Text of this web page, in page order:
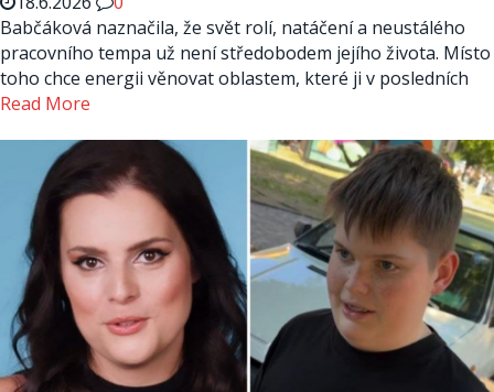
Babčáková naznačila, že svět rolí, natáčení a neustálého
pracovního tempa už není středobodem jejího života. Místo
toho chce energii věnovat oblastem, které ji v posledních
Read More